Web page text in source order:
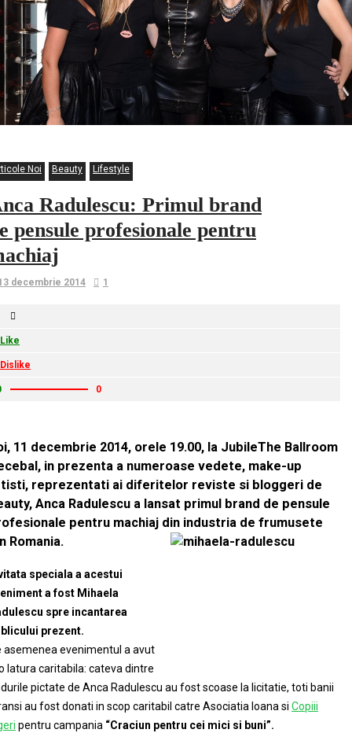
Noi Beauty Lifestyle
Radulescu: Primul brand
pensule profesionale pentru
decembrie 2014 1
Like
Dislike
0
11 decembrie 2014, orele 19.00, la JubileThe Ballroom
in prezenta a numeroase vedete, make-up
reprezentati ai diferitelor reviste si bloggeri de
Anca Radulescu a lansat primul brand de pensule
pentru machiaj din industria de frumusete
Romania.
speciala a acestui
a fost Mihaela
spre incantarea
prezent.
asemenea evenimentul a avut
latura caritabila: cateva dintre
pictate de Anca Radulescu au fost scoase la licitatie, toti banii
au fost donati in scop caritabil catre Asociatia Ioana si Copiii
pentru campania “Craciun pentru cei mici si buni”.